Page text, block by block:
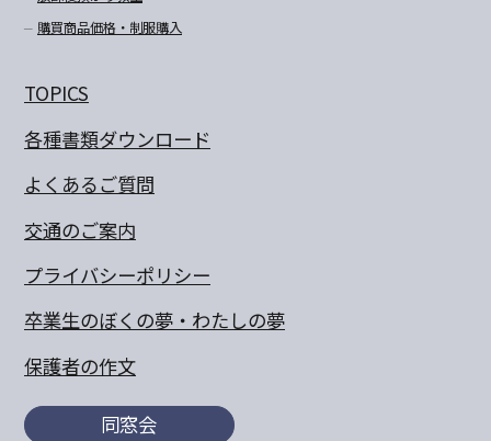
購買商品価格・制服購入
TOPICS
各種書類ダウンロード
よくあるご質問
交通のご案内
プライバシーポリシー
卒業生のぼくの夢・わたしの夢
保護者の作文
同窓会